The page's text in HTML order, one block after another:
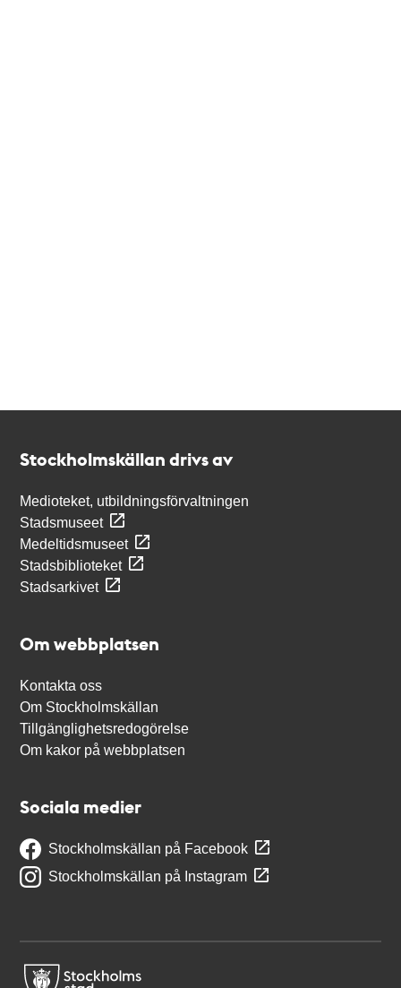
Stockholmskällan drivs av
Medioteket, utbildningsförvaltningen
Stadsmuseet
Medeltidsmuseet
Stadsbiblioteket
Stadsarkivet
Om webbplatsen
Kontakta oss
Om Stockholmskällan
Tillgänglighetsredogörelse
Om kakor på webbplatsen
Sociala medier
Stockholmskällan på Facebook
Stockholmskällan på Instagram